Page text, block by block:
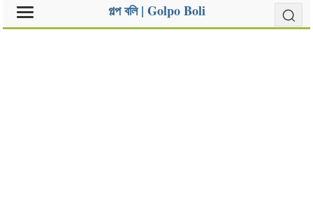
গল্প বলি | Golpo Boli